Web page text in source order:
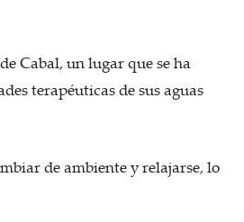
Cabal, un lugar que se ha
terapéuticas de sus aguas
de ambiente y relajarse, lo